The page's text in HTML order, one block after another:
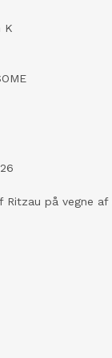
K
Ritzau på vegne